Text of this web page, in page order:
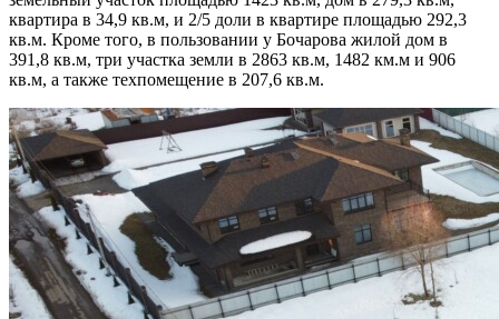
квартира в 34,9 кв.м, и 2/5 доли в квартире площадью 292,3
кв.м. Кроме того, в пользовании у Бочарова жилой дом в
391,8 кв.м, три участка земли в 2863 кв.м, 1482 км.м и 906
кв.м, а также техпомещение в 207,6 кв.м.